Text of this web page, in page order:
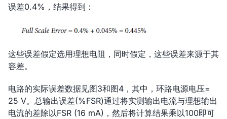
误差0.4%，结果得到：
这些误差假定选用理想电阻，同时假定，这些误差来源于其
容差。
电路的实际误差数据见图3和图4，其中，环路电源电压=
25 V。总输出误差(%FSR)通过将实测输出电流与理想输出
电流的差除以FSR (16 mA)，然后将计算结果乘以100即可